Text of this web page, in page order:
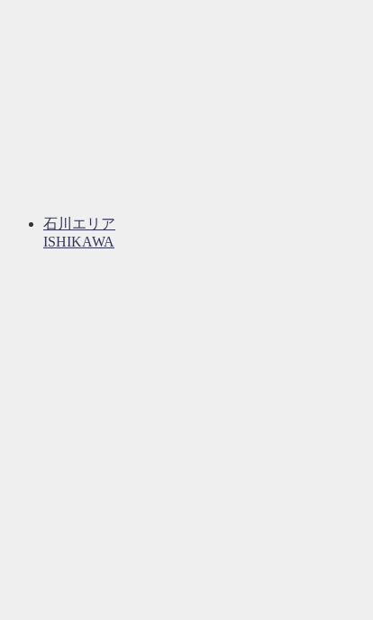
石川エリア
ISHIKAWA